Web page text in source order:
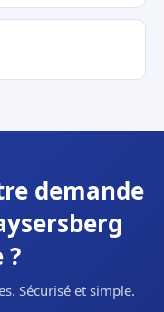
demande
?
Sécurisé et simple.